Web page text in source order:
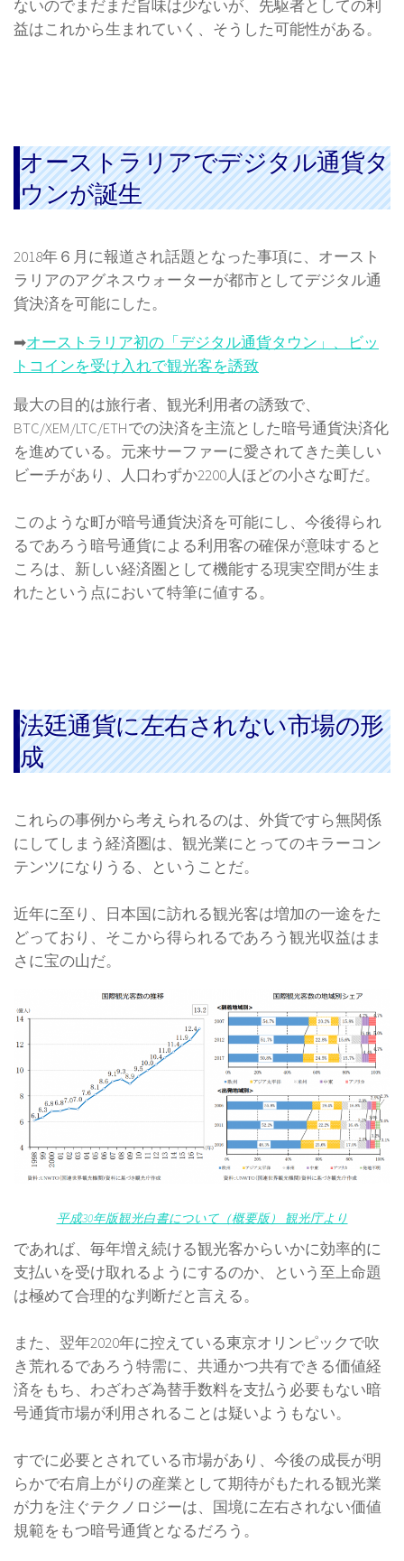
ないのでまだまだ旨味は少ないが、先駆者としての利
益はこれから生まれていく、そうした可能性がある。
オーストラリアでデジタル通貨タ
ウンが誕生
2018年６月に報道され話題となった事項に、オースト
ラリアのアグネスウォーターが都市としてデジタル通
貨決済を可能にした。
➡オーストラリア初の「デジタル通貨タウン」、ビッ
トコインを受け入れで観光客を誘致
最大の目的は旅行者、観光利用者の誘致で、
BTC/XEM/LTC/ETHでの決済を主流とした暗号通貨決済化
を進めている。元来サーファーに愛されてきた美しい
ビーチがあり、人口わずか2200人ほどの小さな町だ。
このような町が暗号通貨決済を可能にし、今後得られ
るであろう暗号通貨による利用客の確保が意味すると
ころは、新しい経済圏として機能する現実空間が生ま
れたという点において特筆に値する。
法廷通貨に左右されない市場の形
成
これらの事例から考えられるのは、外貨ですら無関係
にしてしまう経済圏は、観光業にとってのキラーコン
テンツになりうる、ということだ。
近年に至り、日本国に訪れる観光客は増加の一途をた
どっており、そこから得られるであろう観光収益はま
さに宝の山だ。
平成30年版観光白書について（概要版） 観光庁より
であれば、毎年増え続ける観光客からいかに効率的に
支払いを受け取れるようにするのか、という至上命題
は極めて合理的な判断だと言える。
また、翌年2020年に控えている東京オリンピックで吹
き荒れるであろう特需に、共通かつ共有できる価値経
済をもち、わざわざ為替手数料を支払う必要もない暗
号通貨市場が利用されることは疑いようもない。
すでに必要とされている市場があり、今後の成長が明
らかで右肩上がりの産業として期待がもたれる観光業
が力を注ぐテクノロジーは、国境に左右されない価値
規範をもつ暗号通貨となるだろう。